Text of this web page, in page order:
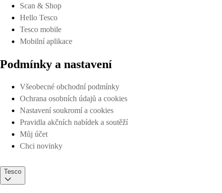
Scan & Shop
Hello Tesco
Tesco mobile
Mobilní aplikace
Podmínky a nastavení
Všeobecné obchodní podmínky
Ochrana osobních údajů a cookies
Nastavení soukromí a cookies
Pravidla akčních nabídek a soutěží
Můj účet
Chci novinky
Tesco